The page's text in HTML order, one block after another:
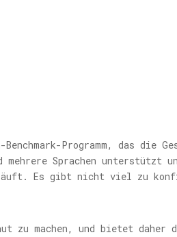
Programm, das die
Sprachen unterstützt
Es gibt nicht viel zu
machen, und bietet daher